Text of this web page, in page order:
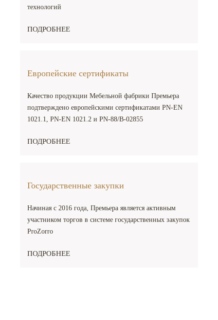
технологий
ПОДРОБНЕЕ
Европейские сертификаты
Качество продукции Мебельной фабрики Премьера
подтверждено европейскими сертификатами PN-EN
1021.1, PN-EN 1021.2 и PN-88/B-02855
ПОДРОБНЕЕ
Государственные закупки
Начиная с 2016 года, Премьера является активным
участником торгов в системе государственных закупок
ProZorro
ПОДРОБНЕЕ